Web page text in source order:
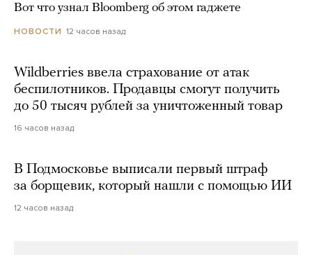
Вот что узнал Bloomberg об этом гаджете
НОВОСТИ 12 часов назад
Wildberries ввела страхование от атак
беспилотников. Продавцы смогут получить
до 50 тысяч рублей за уничтоженный товар
16 часов назад
В Подмосковье выписали первый штраф
за борщевик, который нашли с помощью ИИ
12 часов назад